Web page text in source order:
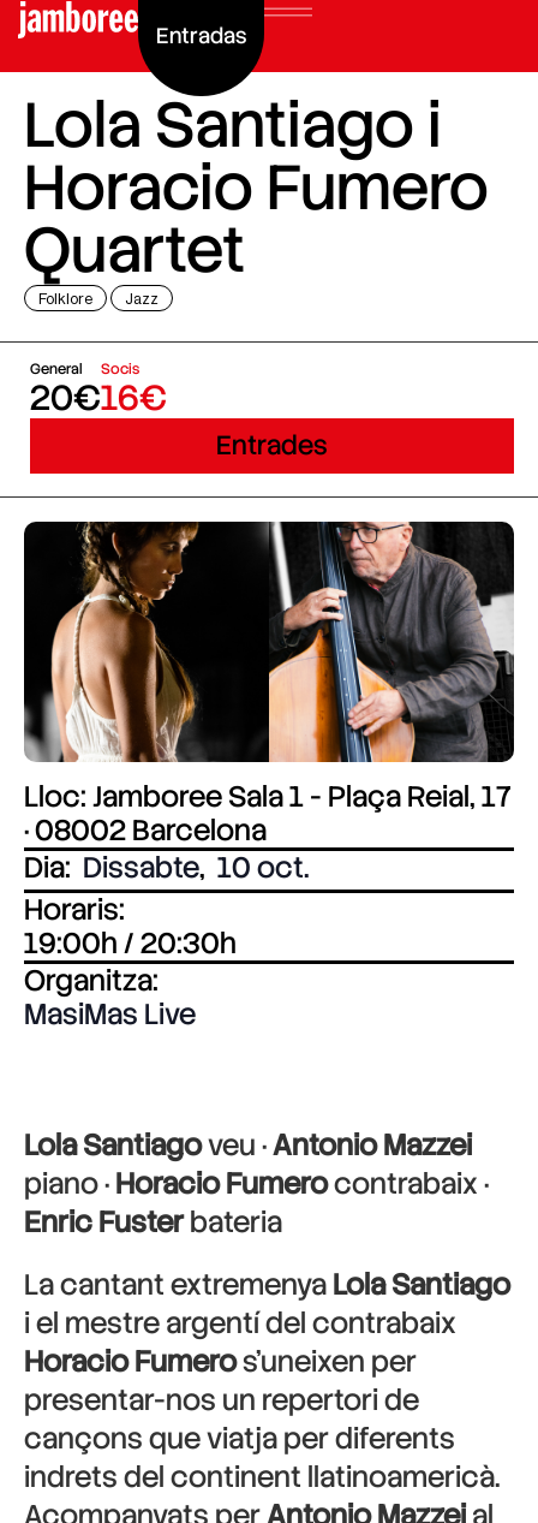
Entradas
Lola Santiago i
Horacio Fumero
Quartet
Folklore Jazz
General
20€
Socis
16€
Entrades
Lloc: Jamboree Sala 1 - Plaça Reial, 17
· 08002 Barcelona
Dia: Dissabte, 10 oct.
Horaris:
19:00h / 20:30h
Organitza:
MasiMas Live
Lola Santiagoveu ·Antonio Mazzei
piano ·Horacio Fumerocontrabaix ·
Enric Fusterbateria
La cantant extremenyaLola Santiago
i el mestre argentí del contrabaix
Horacio Fumeros’uneixen per
presentar-nos un repertori de
cançons que viatja per diferents
indrets del continent llatinoamericà.
Acompanyats perAntonio Mazzeial